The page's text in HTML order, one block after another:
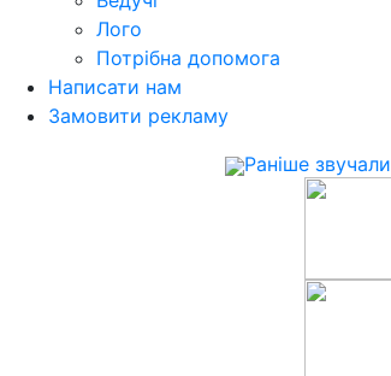
Лого
Потрібна допомога
Написати нам
Замовити рекламу
Раніше звучали